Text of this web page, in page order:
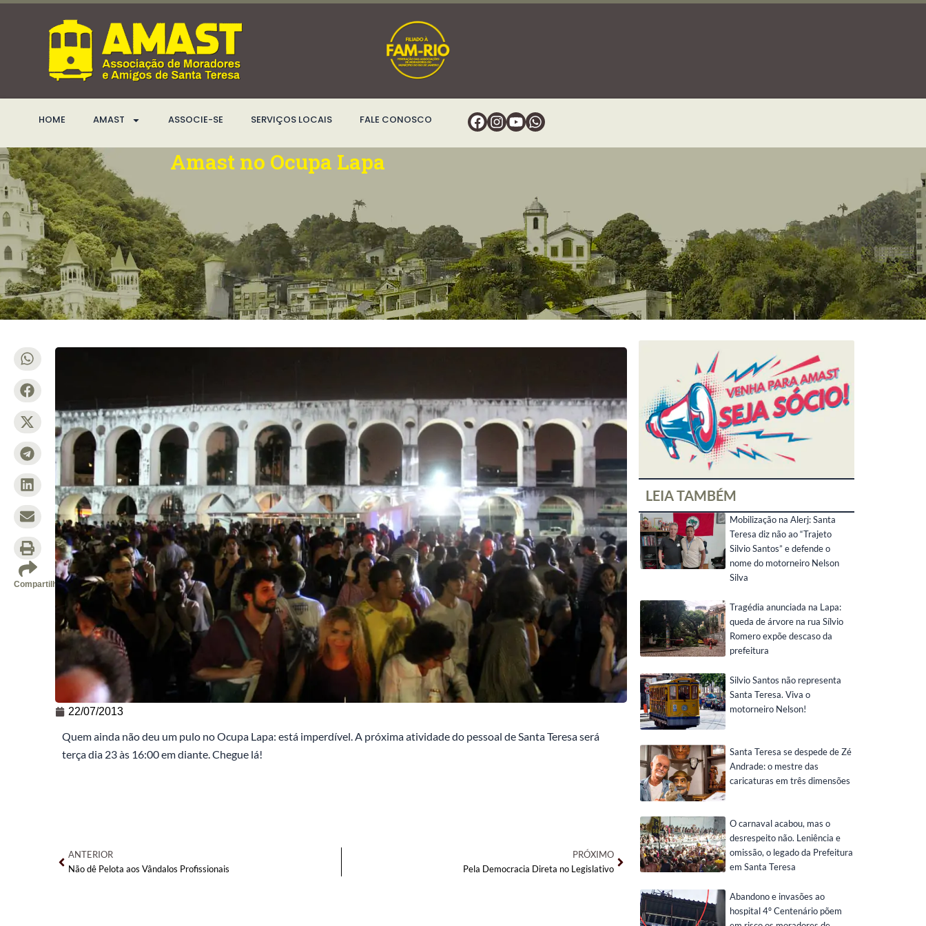
Ir
conteúdo
HOME AMAST ASSOCIE-SE SERVIÇOS LOCAIS FALE CONOSCO Facebook
Instagram
Youtube
Whatsapp
Amast no Ocupa Lapa
Compartilhe
22/07/2013
Quem ainda não deu um pulo no Ocupa Lapa: está imperdível. A próxima atividade do pessoal de Santa Teresa será
terça dia 23 às 16:00 em diante. Chegue lá!
Anterior
ANTERIOR
Não dê Pelota aos Vândalos Profissionais
PRÓXIMO
Pela Democracia Direta no Legislativo
Próximo
LEIA TAMBÉM
Mobilização na Alerj: Santa
Teresa diz não ao “Trajeto
Silvio Santos” e defende o
nome do motorneiro Nelson
Silva
Tragédia anunciada na Lapa:
queda de árvore na rua Sílvio
Romero expõe descaso da
prefeitura
Silvio Santos não representa
Santa Teresa. Viva o
motorneiro Nelson!
Santa Teresa se despede de Zé
Andrade: o mestre das
caricaturas em três dimensões
O carnaval acabou, mas o
desrespeito não. Leniência e
omissão, o legado da Prefeitura
em Santa Teresa
Abandono e invasões ao
hospital 4º Centenário põem